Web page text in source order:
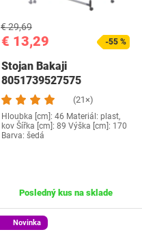
€ 13,29
€ 29,69
-55 %
Stojan Bakaji
8051739527575
(21×)
Hloubka [cm]: 46 Materiál: plast,
kov Šířka [cm]: 89 Výška [cm]: 170
Barva: šedá
Posledný kus na sklade
Novinka